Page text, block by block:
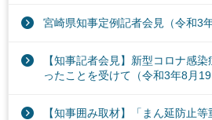
宮崎県知事定例記者会見（令和3
【知事記者会見】新型コロナ感
ったことを受けて（令和3年8月19
【知事囲み取材】「まん延防止